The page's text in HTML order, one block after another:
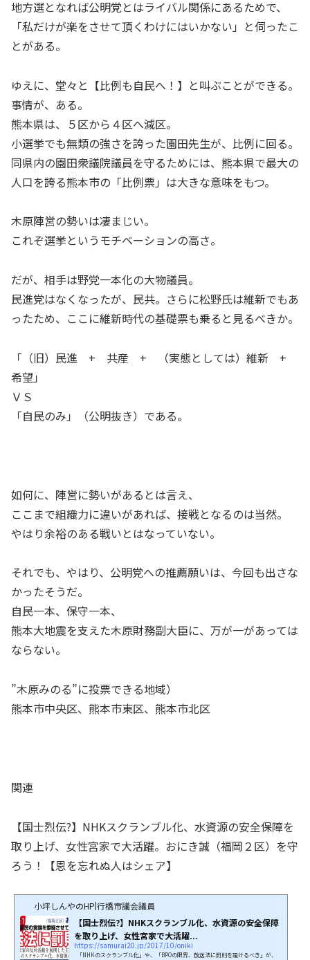
地方選となれば公明党とはライバル関係にあるためで、
「私だけが楽をさせて頂くわけにはいかない」と伺ったこ
とがある。
ゆえに、堂々と【比例も自民へ！】と叫ぶことができる。
事情が、ある。
熊本県は、５区から４区へ減区。
小選挙でも無類の強さを誇った園田先生が、比例に回る。
同県内の園田衆議院議員を守るためには、熊本県で最大の
人口を誇る熊本市の「比例票」は大きな意味をもつ。
木原陣営の勢いは凄まじい。
これぞ選挙というモチベーションの高さ。
だが、相手は野党一本化の大物議員。
民進党はなくなったが、民共。さらに松野氏は維新でもあ
ったため、ここに維新時代の基礎票も乗ると見るべきか。
「（旧）民進 + 共産 + （実態としては）維新 +
希望」
ＶＳ
「自民のみ」（公明抜き）である。
如何に、陣営に勢いがあるとは言え、
ここまで組織力に違いがあれば、接戦となるのは当然。
やはり余裕のある戦いとはなっていない。
それでも、やはり、公明党への推薦願いは、今回も出さな
かったそうだ。
自民一本、保守一本、
熊本大地震を支えた木原財務副大臣に、万が一があっては
ならない。
”木原みのる”に投票できる地域）
熊本市中央区、熊本市東区、熊本市北区
関連
【国士烈伝?】NHKスクランブル化、水資源の安全保障を
取り上げ、女性宮家で大活躍。おにき誠（福岡２区）を守
ろう！【恩を忘れぬ人はシェア】
小坪しんやのHP|行橋市議会議員
【国士烈伝?】NHKスクランブル化、水資源の安全保障
を取り上げ、女性宮家で大活躍...
https://samurai20.jp/2017/10/oniki
「NHKのスクランブル化」や、「BPOの限界、放送法に罰則を設けるべき」が、